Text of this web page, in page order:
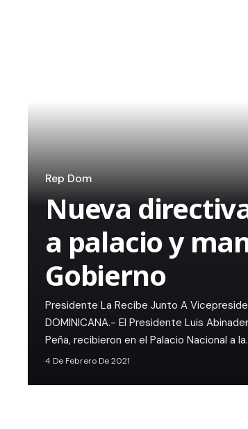
Rep Dom
Nueva
a palacio y
Gobierno
Presidente La Recibe Junto A
DOMINICANA.- El Presidente Luis
Peña, recibieron en el Palacio Nacional a
4 De Febrero De 2021